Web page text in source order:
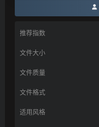
推荐指数
文件大小
文件质量
文件格式
适用风格